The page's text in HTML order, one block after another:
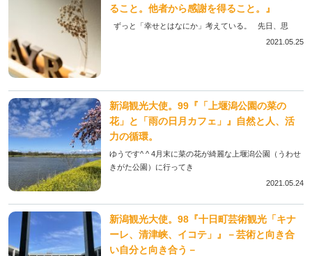
ること。他者から感謝を得ること。』
ずっと「幸せとはなにか」考えている。 先日、思
2021.05.25
新潟観光大使。99『「上堰潟公園の菜の
花」と「雨の日月カフェ」』自然と人、活
力の循環。
ゆうです^ ^ 4月末に菜の花が綺麗な上堰潟公園（うわせ
きがた公園）に行ってき
2021.05.24
新潟観光大使。98『十日町芸術観光「キナ
ーレ、清津峡、イコテ」』－芸術と向き合
い自分と向き合う－